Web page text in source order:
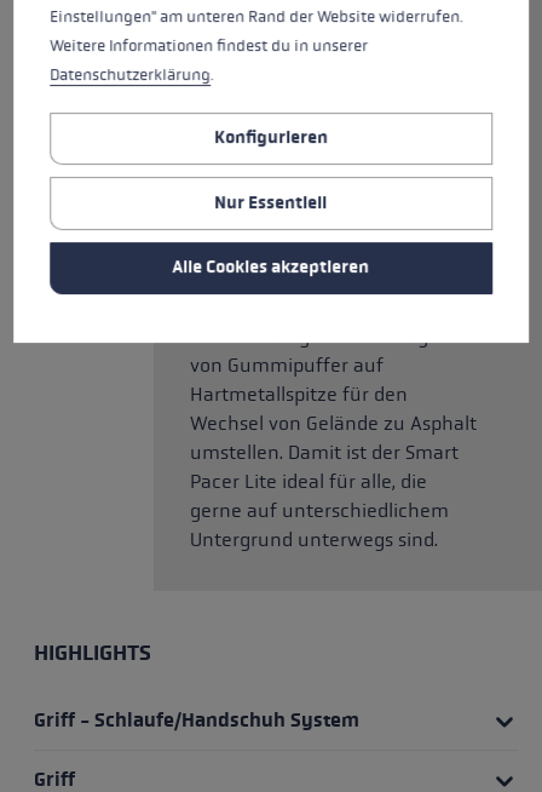
ausgestattet mit dem neuen
Nordic Shark, eine perfekte Griff
-Schlaufen-Technologie,
Disziplinen. Durch den neuen
Griff bekommst bei deinem
Training exakte Führung,
auf den Stock und kannst so
effektiv trainieren. Außerdem
von Gummipuffer auf
Hartmetallspitze für den
Wechsel von Gelände zu Asphalt
umstellen. Damit ist der Smart
Pacer Lite ideal für alle, die
gerne auf unterschiedlichem
Untergrund unterwegs sind.
HIGHLIGHTS
Griff - Schlaufe/Handschuh System
Griff
Einstellungen" am unteren Rand der Website widerrufen.
Weitere Informationen findest du in unserer
Datenschutzerklärung.
Konfigurieren
Nur Essentiell
Alle Cookies akzeptieren